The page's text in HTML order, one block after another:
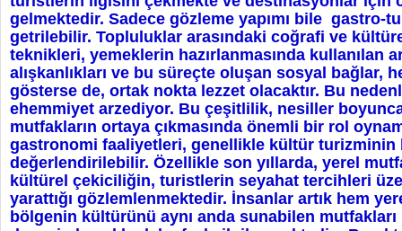
gelmektedir. Sadece gözleme yapımı bile gastro-
getrilebilir. Topluluklar arasındaki coğrafi ve
teknikleri, yemeklerin hazırlanmasında kullanılan
alışkanlıkları ve bu süreçte oluşan sosyal bağlar,
gösterse de, ortak nokta lezzet olacaktır. Bu
ehemmiyet arzediyor. Bu çeşitlilik, nesiller
mutfakların ortaya çıkmasında önemli bir rol
gastronomi faaliyetleri, genellikle kültür turizminin
değerlendirilebilir. Özellikle son yıllarda, yerel
kültürel çekiciliğin, turistlerin seyahat tercihleri
yarattığı gözlemlenmektedir. İnsanlar artık hem
bölgenin kültürünü aynı anda sunabilen